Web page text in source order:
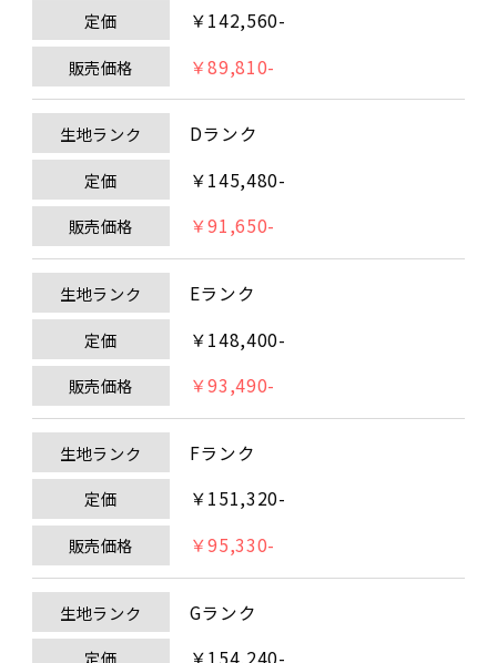
定価 ￥142,560-
販売価格 ￥89,810-
生地ランク Dランク
定価 ￥145,480-
販売価格 ￥91,650-
生地ランク Eランク
定価 ￥148,400-
販売価格 ￥93,490-
生地ランク Fランク
定価 ￥151,320-
販売価格 ￥95,330-
生地ランク Gランク
定価 ￥154,240-